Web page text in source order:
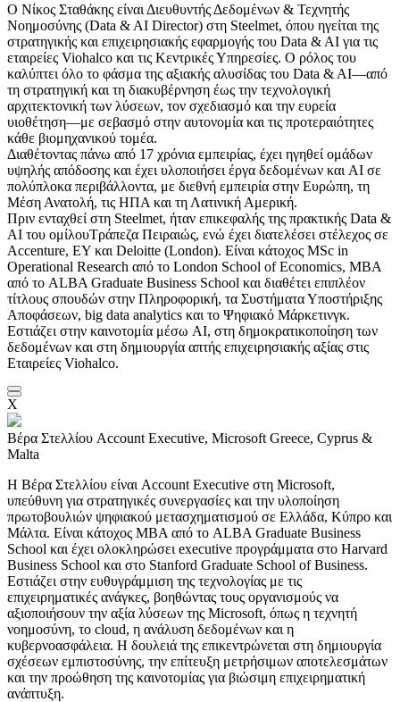
Ο Νίκος Σταθάκης είναι Διευθυντής Δεδομένων & Τεχνητής
Νοημοσύνης (Data & AI Director) στη Steelmet, όπου ηγείται της
στρατηγικής και επιχειρησιακής εφαρμογής του Data & AI για τις
εταιρείες Viohalco και τις Κεντρικές Υπηρεσίες. Ο ρόλος του
καλύπτει όλο το φάσμα της αξιακής αλυσίδας του Data & AI—από
τη στρατηγική και τη διακυβέρνηση έως την τεχνολογική
αρχιτεκτονική των λύσεων, τον σχεδιασμό και την ευρεία
υιοθέτηση—με σεβασμό στην αυτονομία και τις προτεραιότητες
κάθε βιομηχανικού τομέα.
Διαθέτοντας πάνω από 17 χρόνια εμπειρίας, έχει ηγηθεί ομάδων
υψηλής απόδοσης και έχει υλοποιήσει έργα δεδομένων και AI σε
πολύπλοκα περιβάλλοντα, με διεθνή εμπειρία στην Ευρώπη, τη
Μέση Ανατολή, τις ΗΠΑ και τη Λατινική Αμερική.
Πριν ενταχθεί στη Steelmet, ήταν επικεφαλής της πρακτικής Data &
AI του ομίλουΤράπεζα Πειραιώς, ενώ έχει διατελέσει στέλεχος σε
Accenture, ΕΥ και Deloitte (London). Είναι κάτοχος MSc in
Operational Research από το London School of Economics, MBA
από το ALBA Graduate Business School και διαθέτει επιπλέον
τίτλους σπουδών στην Πληροφορική, τα Συστήματα Υποστήριξης
Αποφάσεων, big data analytics και το Ψηφιακό Μάρκετινγκ.
Εστιάζει στην καινοτομία μέσω AI, στη δημοκρατικοποίηση των
δεδομένων και στη δημιουργία απτής επιχειρησιακής αξίας στις
Εταιρείες Viohalco.
X
Βέρα Στελλίου Account Executive, Microsoft Greece, Cyprus &
Malta
Η Βέρα Στελλίου είναι Account Executive στη Microsoft,
υπεύθυνη για στρατηγικές συνεργασίες και την υλοποίηση
πρωτοβουλιών ψηφιακού μετασχηματισμού σε Ελλάδα, Κύπρο και
Μάλτα. Είναι κάτοχος MBA από το ALBA Graduate Business
School και έχει ολοκληρώσει executive προγράμματα στο Harvard
Business School και στο Stanford Graduate School ofBusiness.
Εστιάζει στην ευθυγράμμιση της τεχνολογίας με τις
επιχειρηματικές ανάγκες, βοηθώντας τους οργανισμούς να
αξιοποιήσουν την αξία λύσεων της Microsoft, όπως η τεχνητή
νοημοσύνη, το cloud, η ανάλυση δεδομένων και η
κυβερνοασφάλεια. Η δουλειά της επικεντρώνεται στη δημιουργία
σχέσεων εμπιστοσύνης, την επίτευξη μετρήσιμων αποτελεσμάτων
και την προώθηση της καινοτομίας για βιώσιμη επιχειρηματική
ανάπτυξη.